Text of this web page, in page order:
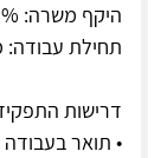
היקף משרה: 75%–100%, בשעות הבוקר.
תחילת עבודה:
דרישות
• תואר בעבודה